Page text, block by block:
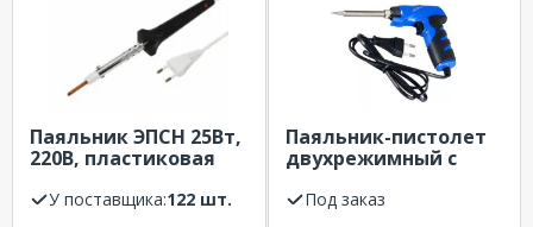
Паяльник ЭПСН 25Вт,
220В, пластиковая
керамическим
У поставщика: 122 шт.
Паяльник-пистолет
двухрежимный с
нагревателем, серия
Под заказ